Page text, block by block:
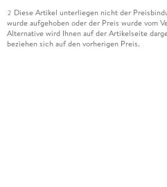
2 Diese Artikel unterliegen nicht der
wurde aufgehoben oder der Preis wurde vom
Alternative wird Ihnen auf der Artikelseite
beziehen sich auf den vorherigen Preis.